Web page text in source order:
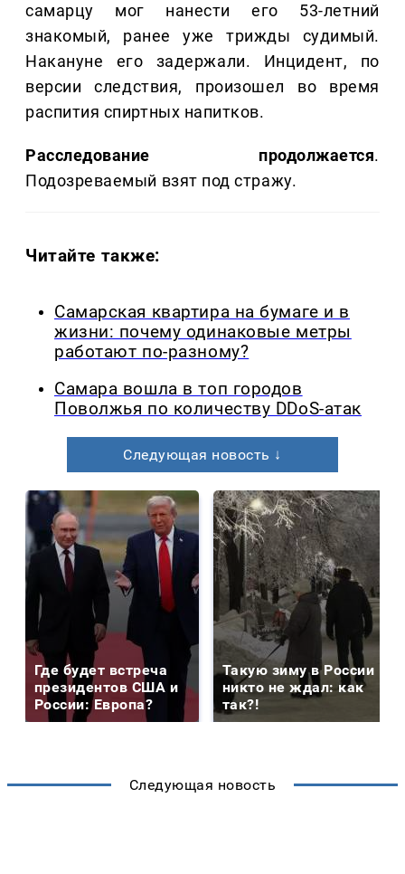
самарцу мог нанести его 53-летний
знакомый, ранее уже трижды судимый.
Накануне его задержали. Инцидент, по
версии следствия, произошел во время
распития спиртных напитков.
Расследование продолжается.
Подозреваемый взят под стражу.
Читайте также:
Самарская квартира на бумаге и в
жизни: почему одинаковые метры
работают по-разному?
Самара вошла в топ городов
Поволжья по количеству DDoS-атак
Следующая новость ↓
Где будет встреча
президентов США и
России: Европа?
Такую зиму в России
никто не ждал: как
так?!
Следующая новость